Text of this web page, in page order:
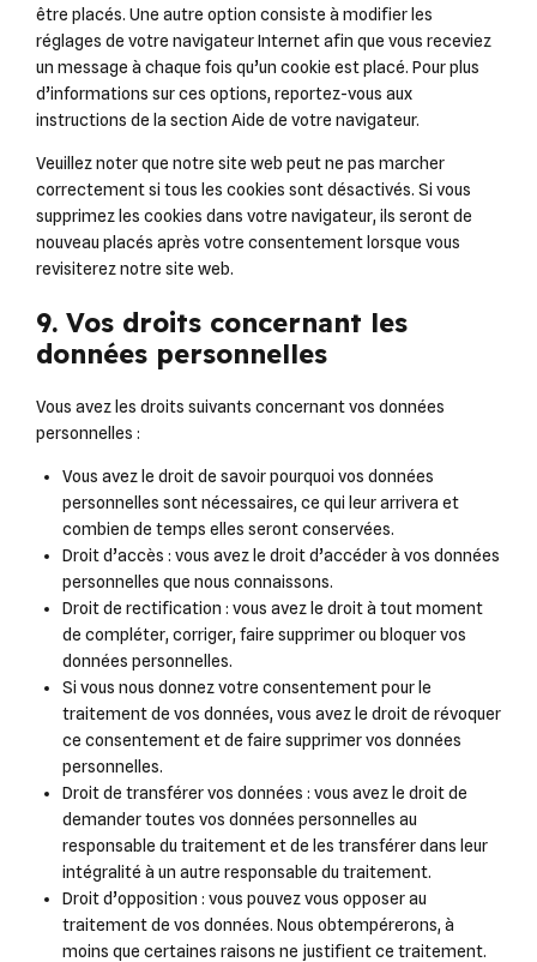
être placés. Une autre option consiste à modifier les
réglages de votre navigateur Internet afin que vous receviez
un message à chaque fois qu’un cookie est placé. Pour plus
d’informations sur ces options, reportez-vous aux
instructions de la section Aide de votre navigateur.
Veuillez noter que notre site web peut ne pas marcher
correctement si tous les cookies sont désactivés. Si vous
supprimez les cookies dans votre navigateur, ils seront de
nouveau placés après votre consentement lorsque vous
revisiterez notre site web.
9. Vos droits concernant les
données personnelles
Vous avez les droits suivants concernant vos données
personnelles :
Vous avez le droit de savoir pourquoi vos données
personnelles sont nécessaires, ce qui leur arrivera et
combien de temps elles seront conservées.
Droit d’accès : vous avez le droit d’accéder à vos données
personnelles que nous connaissons.
Droit de rectification : vous avez le droit à tout moment
de compléter, corriger, faire supprimer ou bloquer vos
données personnelles.
Si vous nous donnez votre consentement pour le
traitement de vos données, vous avez le droit de révoquer
ce consentement et de faire supprimer vos données
personnelles.
Droit de transférer vos données : vous avez le droit de
demander toutes vos données personnelles au
responsable du traitement et de les transférer dans leur
intégralité à un autre responsable du traitement.
Droit d’opposition : vous pouvez vous opposer au
traitement de vos données. Nous obtempérerons, à
moins que certaines raisons ne justifient ce traitement.